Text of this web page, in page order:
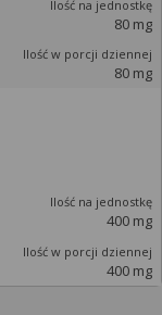
80 mg
80 mg
400 mg
400 mg